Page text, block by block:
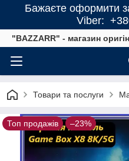
Бажаєте оформити
Viber:
"BAZZARR" - магазин
Товари та послуги
Топ продажів –23%